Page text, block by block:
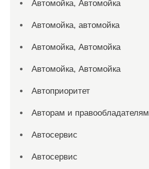
Автомойка, Автомойка
Автомойка, автомойка
Автомойка, Автомойка
Автомойка, Автомойка
Автоприоритет
Авторам и правообладателям
Автосервис
Автосервис